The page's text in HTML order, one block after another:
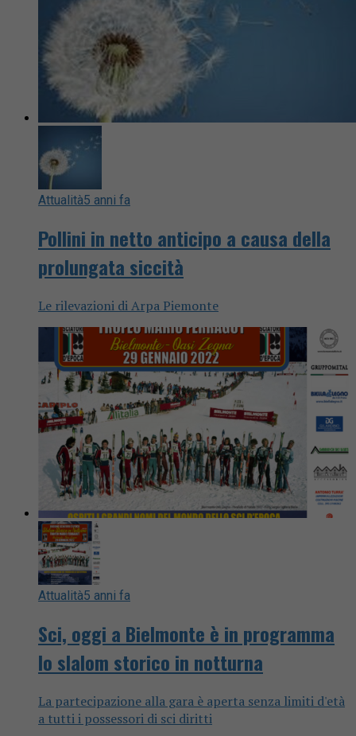
Attualità5 anni fa
Pollini in netto anticipo a causa della
prolungata siccità
Le rilevazioni di Arpa Piemonte
Attualità5 anni fa
Sci, oggi a Bielmonte è in programma
lo slalom storico in notturna
La partecipazione alla gara è aperta senza limiti d'età
a tutti i possessori di sci diritti